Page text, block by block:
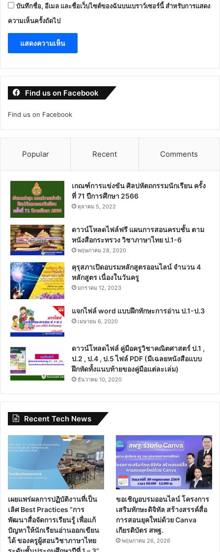
บันทึกชื่อ, อีเมล และชื่อเว็บไซต์ของฉันบนเบราว์เซอร์นี้ สำหรับการแสดง
ความเห็นครั้งถัดไป
Find us on Facebook
Find us on Facebook
Popular Recent Comments
เกณฑ์การแข่งขัน ศิลปหัตถกรรมนักเรียน ครั้ง
ที่ 71 ปีการศึกษา 2566
ตุลาคม 5, 2022
ดาวน์โหลดไฟล์ฟรี แผนการสอนครบชั้น ตาม
หนังสือกระทรวง วิชาภาษาไทย ป.1-6
พฤษภาคม 28, 2020
คุรุสภาเปิดอบรมหลักสูตรออนไลน์ จำนวน 4
หลักสูตร เนื่องในวันครู
มกราคม 12, 2023
แจกไฟล์ word แบบฝึกทักษะการอ่าน ป.1-ป.3
เมษายน 6, 2020
ดาวน์โหลดไฟล์ คู่มือครูวิชาคณิตศาสตร์ ป.1 ,
ป.2 , ป.4 , ป.5 ไฟล์ PDF (มีเฉลยหนังสือแบบ
ฝึกหัดทั้งแนบท้ายของคู่มือแต่ละเล่ม)
ธันวาคม 10, 2020
Recent Tech News
เผยแพร่ผลการปฏิบัติงานที่เป็น
เลิศ Best Practices “การ
พัฒนาสื่อจัดการเรียนรู้ เพื่อแก้
ปัญหาให้นักเรียนอ่านออกเขียน
ได้ ของครูผู้สอนวิชาภาษาไทย
ขอเชิญอบรมออนไลน์ โครงการ
เสริมทักษะดิจิทัล สร้างสรรค์สื่อ
การสอนยุคใหม่ด้วย Canva
เกียรติบัตร สพฐ.
พฤษภาคม 26, 2026